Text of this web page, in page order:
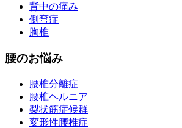
背中の痛み
側弯症
胸椎
腰のお悩み
腰椎分離症
腰椎ヘルニア
梨状筋症候群
変形性腰椎症